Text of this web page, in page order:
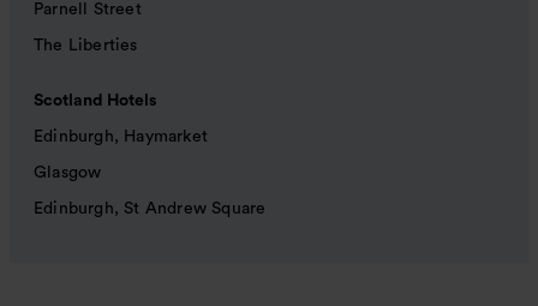
Parnell Street
The Liberties
Scotland Hotels
Edinburgh, Haymarket
Glasgow
Edinburgh, St Andrew Square